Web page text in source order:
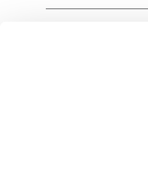
Vous êtes invité à